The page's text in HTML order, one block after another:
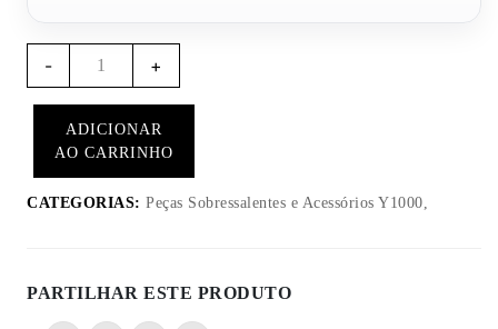
-
Quantidade
Tampa
Y1003
+
ADICIONAR
AO CARRINHO
CATEGORIAS: Peças Sobressalentes e Acessórios Y1000,
PARTILHAR ESTE PRODUTO